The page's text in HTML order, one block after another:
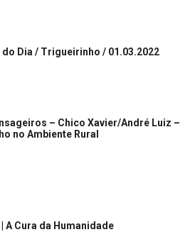
do Dia / Trigueirinho / 01.03.2022
– Chico Xavier/André Luiz –
no Ambiente Rural
A Cura da Humanidade